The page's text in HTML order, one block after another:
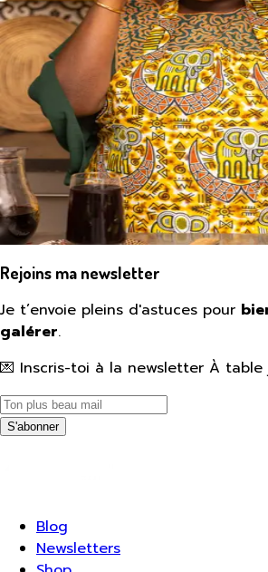
Rejoins ma newsletter
Je t’envoie pleins d'astuces pour
galérer.
💌 Inscris-toi à la newsletter À table
S'abonner
Blog
Newsletters